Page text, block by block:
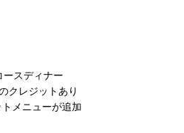
スディナー
クレジットあり
メニューが追加